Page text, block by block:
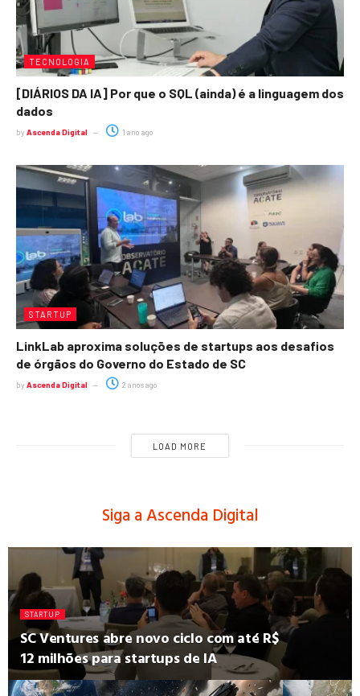
TECNOLOGIA
[DIÁRIOS DA IA] Por que o SQL (ainda) é a linguagem dos
dados
by Ascenda Digital 1 ano ago
STARTUP
LinkLab aproxima soluções de startups aos desafios
de órgãos do Governo do Estado de SC
by Ascenda Digital 2 anos ago
LOAD MORE
Siga a Ascenda Digital
STARTUP
SC Ventures abre novo ciclo com até R$
12 milhões para startups de IA